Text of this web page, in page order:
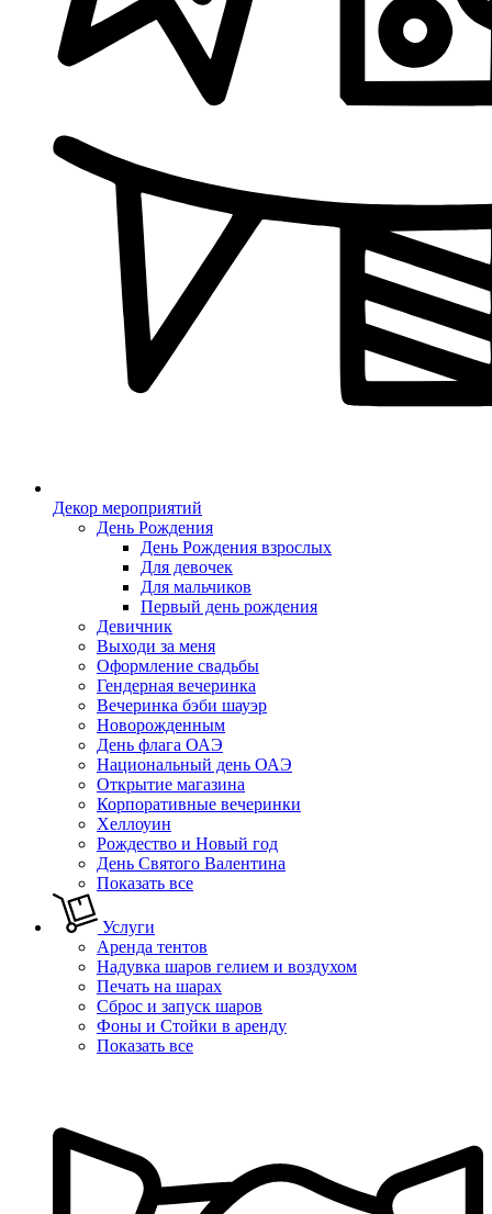
Декор мероприятий
День Рождения
День Рождения взрослых
Для девочек
Для мальчиков
Первый день рождения
Девичник
Выходи за меня
Оформление свадьбы
Гендерная вечеринка
Вечеринка бэби шауэр
Новорожденным
День флага ОАЭ
Национальный день ОАЭ
Открытие магазина
Корпоративные вечеринки
Хеллоуин
Рождество и Новый год
День Святого Валентина
Показать все
Услуги
Аренда тентов
Надувка шаров гелием и воздухом
Печать на шарах
Сброс и запуск шаров
Фоны и Стойки в аренду
Показать все